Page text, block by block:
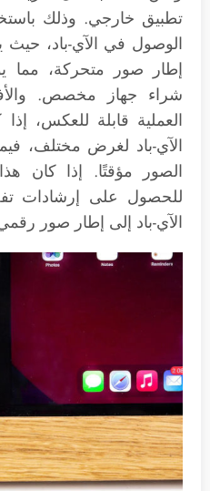
تطبيق خارجي. وذلك
الوصول في الآي-باد، حيث
إطار صور متحركة، مما
شراء جهاز مخصص.
العملية قابلة للعكس،
الآي-باد لغرض مختلف،
الصور مؤقتًا. إذا كان
للحصول على إرشادات
الآي-باد إلى إطار صور